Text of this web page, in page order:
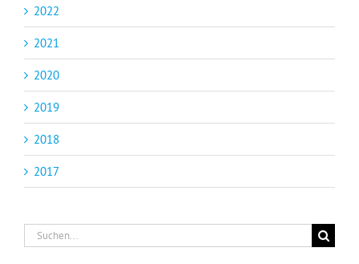
2022
2021
2020
2019
2018
2017
Suche
nach: